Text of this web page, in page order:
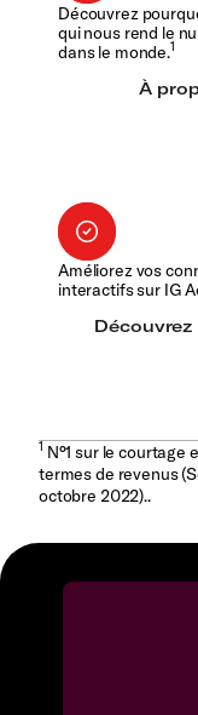
Découvrez
qui nous rend le
dans le monde.1
Améliorez vos
interactifs sur IG
1N°1 sur le courtage
termes de revenus
octobre 2022)..